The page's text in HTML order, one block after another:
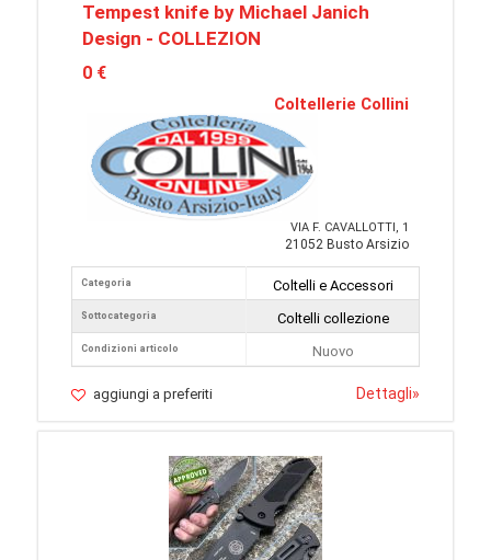
Tempest knife by Michael Janich
Design - COLLEZION
0 €
Coltellerie Collini
VIA F. CAVALLOTTI, 1
21052 Busto Arsizio
Categoria
Sottocategoria
Condizioni articolo
Coltelli e Accessori
Coltelli collezione
Nuovo
aggiungi a preferiti Dettagli»